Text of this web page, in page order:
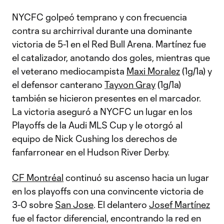
NYCFC golpeó temprano y con frecuencia
contra su archirrival durante una dominante
victoria de 5-1 en el Red Bull Arena. Martínez fue
el catalizador, anotando dos goles, mientras que
el veterano mediocampista Maxi Moralez(1g/1a) y
el defensor canterano Tayvon Gray(1g/1a)
también se hicieron presentes en el marcador.
La victoria aseguró a NYCFC un lugar en los
Playoffs de la Audi MLS Cup y le otorgó al
equipo de Nick Cushing los derechos de
fanfarronear en el Hudson River Derby.
CF Montréal continuó su ascenso hacia un lugar
en los playoffs con una convincente victoria de
3-0 sobre San Jose. El delantero Josef Martínez
fue el factor diferencial, encontrando la red en